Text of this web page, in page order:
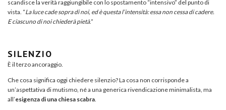
scandisce la verità raggiungibile con lo spostamento “intensivo” del punto di
vista. “La luce cade sopra di noi, ed è questa l’intensità: essa non cessa di cadere.
E ciascuno di noi chiederà pietà.”
SILENZIO
È il terzo ancoraggio.
Che cosa significa oggi chiedere silenzio? La cosa non corrisponde a
un’aspettativa di mutismo, né a una generica rivendicazione minimalista, ma
all’esigenza di una chiesa scabra